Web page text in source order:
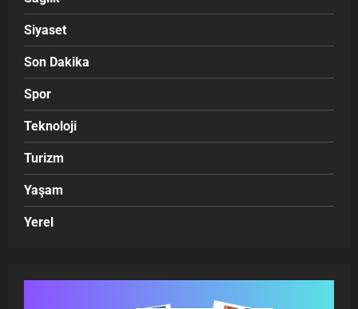
Siyaset
Son Dakika
Spor
Teknoloji
Turizm
Yaşam
Yerel